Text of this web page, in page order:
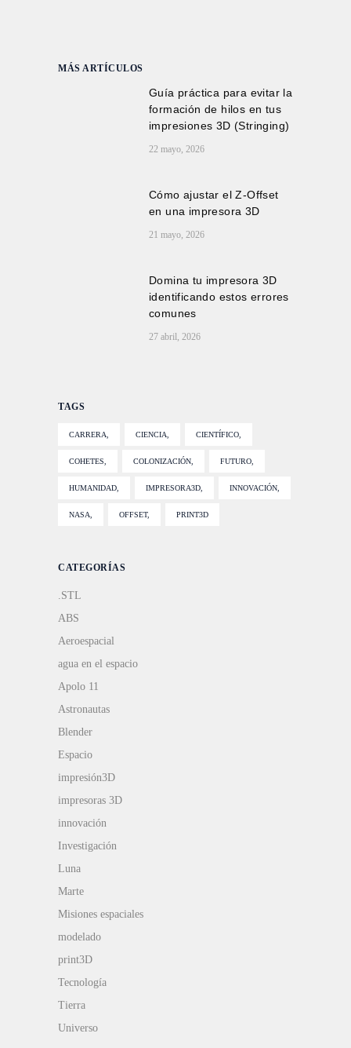
MÁS ARTÍCULOS
Guía práctica para evitar la
formación de hilos en tus
impresiones 3D (Stringing)
22 mayo, 2026
Cómo ajustar el Z-Offset
en una impresora 3D
21 mayo, 2026
Domina tu impresora 3D
identificando estos errores
comunes
27 abril, 2026
TAGS
CARRERA CIENCIA CIENTÍFICO
COHETES COLONIZACIÓN FUTURO
HUMANIDAD IMPRESORA3D INNOVACIÓN
NASA OFFSET PRINT3D
CATEGORÍAS
.STL
ABS
Aeroespacial
agua en el espacio
Apolo 11
Astronautas
Blender
Espacio
impresión3D
impresoras 3D
innovación
Investigación
Luna
Marte
Misiones espaciales
modelado
print3D
Tecnología
Tierra
Universo